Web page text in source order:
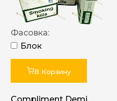
Фасовка:
Блок
В Корзину